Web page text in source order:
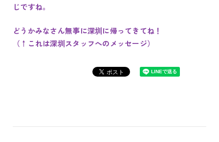
じですね。
どうかみなさん無事に深圳に帰ってきてね！
（↑これは深圳スタッフへのメッセージ）